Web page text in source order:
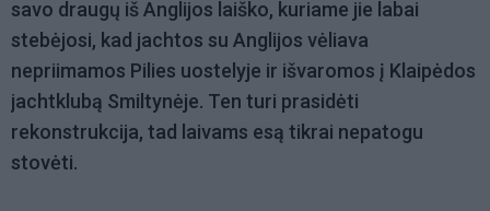
savo draugų iš Anglijos laiško, kuriame jie labai
stebėjosi, kad jachtos su Anglijos vėliava
nepriimamos Pilies uostelyje ir išvaromos į Klaipėdos
jachtklubą Smiltynėje. Ten turi prasidėti
rekonstrukcija, tad laivams esą tikrai nepatogu
stovėti.